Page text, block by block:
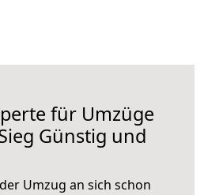
für Umzüge
Günstig und
Umzug an sich schon